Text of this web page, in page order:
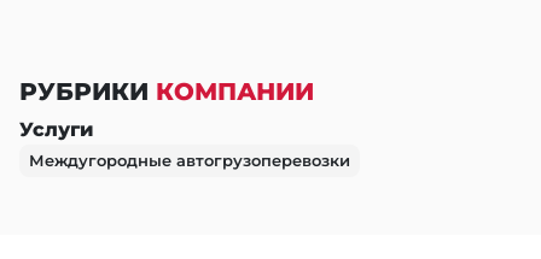
РУБРИКИ КОМПАНИИ
Услуги
Междугородные автогрузоперевозки